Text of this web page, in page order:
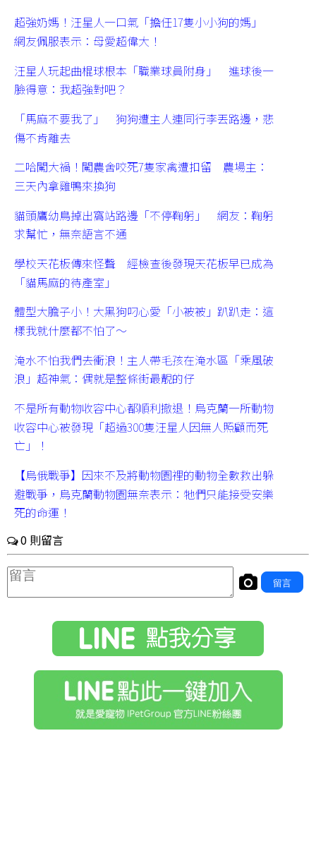
超強奶媽！汪星人一口氣「擔任17隻小小狗的媽」
網友佩服表示：母愛超偉大！
汪星人玩起曲棍球根本「職業球員附身」 進球後一
臉得意：我超強對吧？
「馬麻不要我了」 狗狗遭主人連同行李丟路邊，悲
傷不肯離去
二哈闖大禍！闖農舍咬死7隻家禽遭扣留 農場主：
三天內拿雞鴨來換狗
貓頭鷹幼鳥掉出窩站路邊「不停鞠躬」 網友：鞠躬
求幫忙，無奈語言不通
學校天花板傳來怪聲 經檢查後發現天花板早已成為
「貓馬麻的待產室」
體型大膽子小！大黑狗叼心愛「小被被」趴趴走：這
樣我就什麼都不怕了～
淹水不怕我們去衝浪！主人帶毛孩在淹水區「乘風破
浪」超神氣：偶就是整條街最靚的仔
不是所有動物收容中心都順利撤退！烏克蘭一所動物
收容中心被發現「超過300隻汪星人因無人照顧而死
亡」！
【烏俄戰爭】因來不及將動物園裡的動物全數救出躲
避戰爭，烏克蘭動物園無奈表示：牠們只能接受安樂
死的命運！